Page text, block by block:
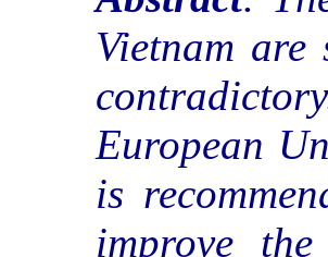
Vietnam are
European
is
improve